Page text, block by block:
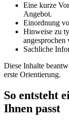
Eine kurze
Angebot.
Einordnung
Hinweise zu
angesprochen
Sachliche
Diese Inhalte
erste Orientierung.
So entsteht
Ihnen passt